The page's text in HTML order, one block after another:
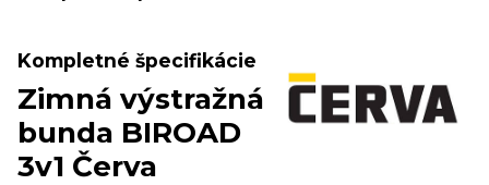
Kompletné špecifikácie
Zimná výstražná
bunda BIROAD
3v1 Červa